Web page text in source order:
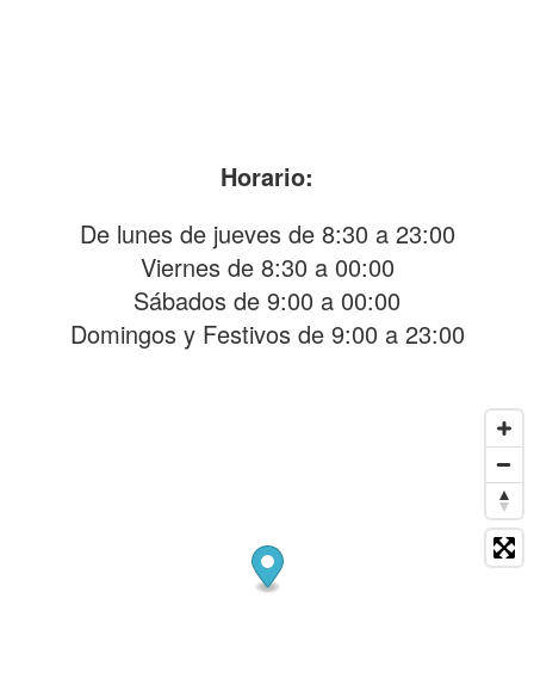
Horario:
De lunes de jueves de 8:30 a 23:00
Viernes de 8:30 a 00:00
Sábados de 9:00 a 00:00
Domingos y Festivos de 9:00 a 23:00